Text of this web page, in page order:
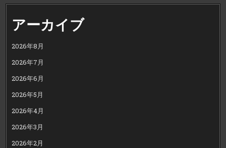
アーカイブ
2026年8月
2026年7月
2026年6月
2026年5月
2026年4月
2026年3月
2026年2月